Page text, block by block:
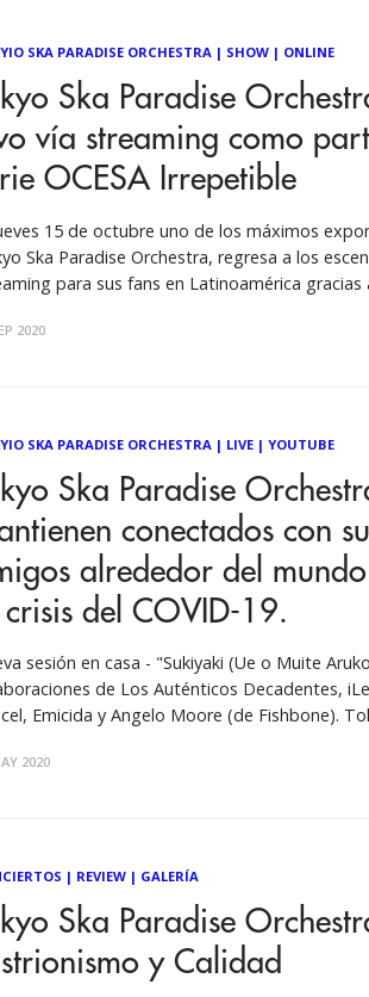
SKA PARADISE ORCHESTRA| SHOW| ONLINE
Ska Paradise
vía streaming como
OCESA Irrepetible
15 de octubre uno de los máximos
Ska Paradise Orchestra, regresa a los
para sus fans en Latinoamérica gracias
internacional, 21 álbumes lanzados hasta
2020
SKA PARADISE ORCHESTRA| LIVE| YOUTUBE
Ska Paradise
conectados con
alrededor del
crisis del COVID-19.
sesión en casa - "Sukiyaki (Ue o Muite
de Los Auténticos Decadentes,
Emicida y Angelo Moore (de Fishbone).
colaborativa de una cancion clásica japonés. Un
2020
| REVIEW| GALERÍA
Ska Paradise
y Calidad